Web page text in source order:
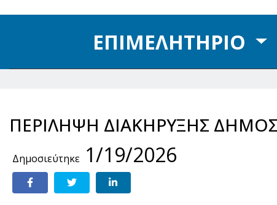
ΕΠΙΜΕΛΗΤΗΡΙΟ
ΠΕΡΙΛΗΨΗ ΔΙΑΚΗΡΥΞΗΣ
Δημοσιεύτηκε1/19/2026